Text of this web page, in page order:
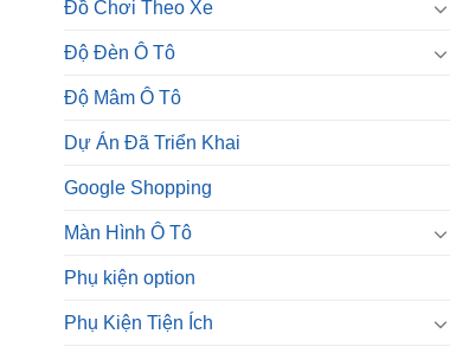
Đồ Chơi Theo Xe
Độ Đèn Ô Tô
Độ Mâm Ô Tô
Dự Án Đã Triển Khai
Google Shopping
Màn Hình Ô Tô
Phụ kiện option
Phụ Kiện Tiện Ích